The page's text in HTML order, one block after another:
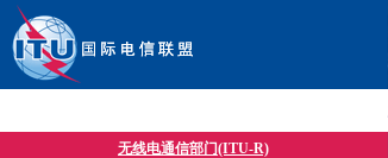
无线电通信部门(ITU-R)